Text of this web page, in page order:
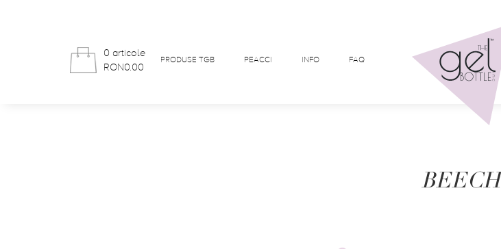
0 articole
RON0.00
PRODUSE TGB PEACCI INFO FAQ
BEECH